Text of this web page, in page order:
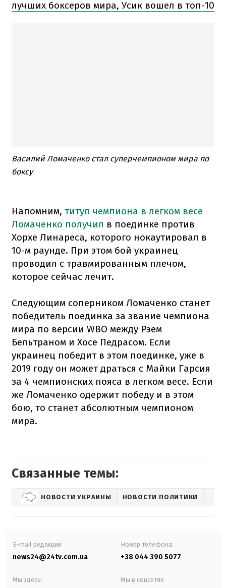
лучших боксеров мира, Усик вошел в топ-10
Василий Ломаченко стал суперчемпионом мира по
боксу
Напомним, титул чемпиона в легком весе
Ломаченко получил в поединке против
Хорхе Линареса, которого нокаутировал в
10-м раунде. При этом бой украинец
проводил с травмированным плечом,
которое сейчас лечит.
Следующим соперником Ломаченко станет
победитель поединка за звание чемпиона
мира по версии WBO между Рэем
Бельтраном и Хосе Педрасом. Если
украинец победит в этом поединке, уже в
2019 году он может драться с Майки Гарсия
за 4 чемпионских пояса в легком весе. Если
же Ломаченко одержит победу и в этом
бою, то станет абсолютным чемпионом
мира.
Связанные темы:
НОВОСТИ УКРАИНЫ НОВОСТИ ПОЛИТИКИ
E-mail редакции
news24@24tv.com.ua
Номер телефона:
+38 044 390 5077
Мы здесь: Мы в соцсетях: